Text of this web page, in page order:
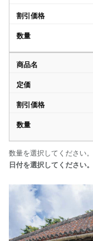
数量を選択してください。
日付を選択してください。